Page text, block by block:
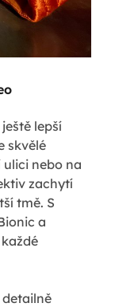
lepší
skvělé
nebo na
zachytí
tmě. S
a